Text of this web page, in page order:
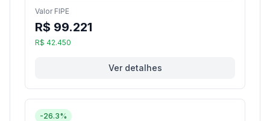
Valor FIPE
R$ 99.221
R$ 42.450
Ver detalhes
-26.3%